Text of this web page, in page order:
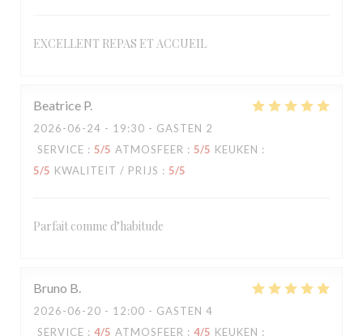
EXCELLENT REPAS ET ACCUEIL
Beatrice P
2026-06-24 - 19:30 - GASTEN 2
SERVICE : 5/5 ATMOSFEER : 5/5 KEUKEN :
5/5 KWALITEIT / PRIJS : 5/5
Parfait comme d’habitude
Bruno B
2026-06-20 - 12:00 - GASTEN 4
SERVICE : 4/5 ATMOSFEER : 4/5 KEUKEN :